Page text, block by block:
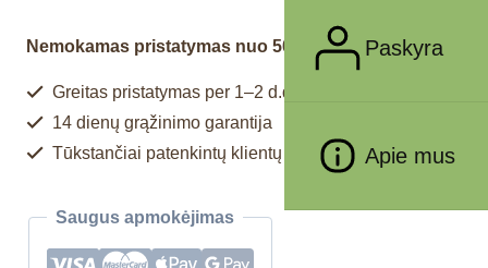
Paskyra
Apie mus
Nemokamas pristatymas nuo 50€
Greitas pristatymas per 1–2 d.d.
14 dienų grąžinimo garantija
Tūkstančiai patenkintų klientų
Saugus apmokėjimas